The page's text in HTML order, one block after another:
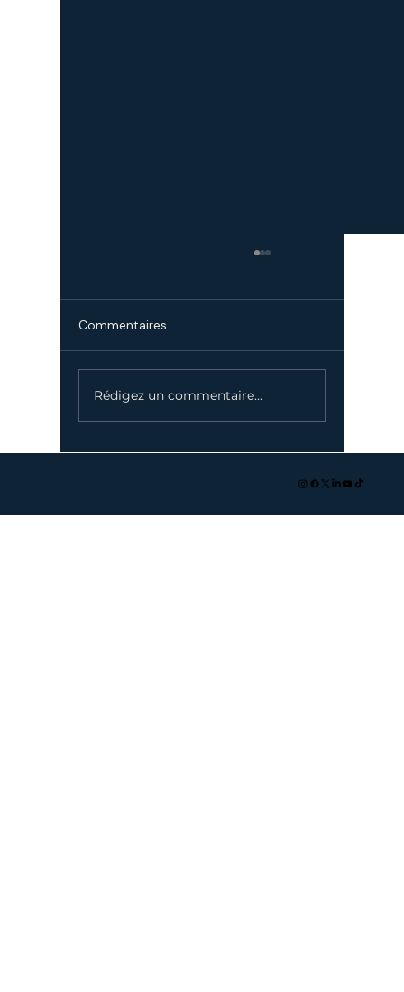
2050 a déjà commencé
Commentaires
Rédigez un commentaire...